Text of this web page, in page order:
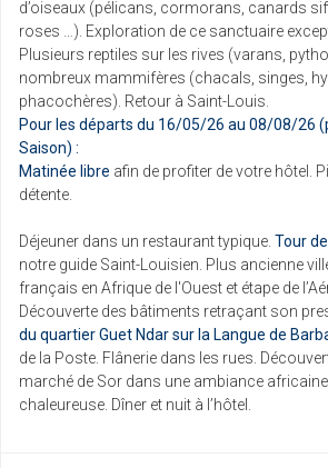
d’oiseaux (pélicans, cormorans, canards
roses …). Exploration de ce sanctuaire
Plusieurs reptiles sur les rives (varans,
nombreux mammifères (chacals, singes,
phacochères). Retour à Saint-Louis.
Pour les départs du 16/05/26 au 08/08/26
Saison) :
Matinée libre afin de profiter de votre hôtel.
détente.
Déjeuner dans un restaurant typique. Tour
notre guide Saint-Louisien. Plus ancienne
français en Afrique de l'Ouest et étape de
Découverte des bâtiments retraçant son
du quartier Guet Ndar sur la Langue de
de la Poste. Flânerie dans les rues.
marché de Sor dans une ambiance
chaleureuse. Dîner et nuit à l’hôtel.